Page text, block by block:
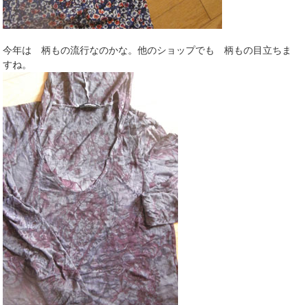
今年は 柄もの流行なのかな。他のショップでも 柄もの目立ちま
すね。